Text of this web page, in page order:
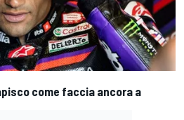
come faccia ancora a